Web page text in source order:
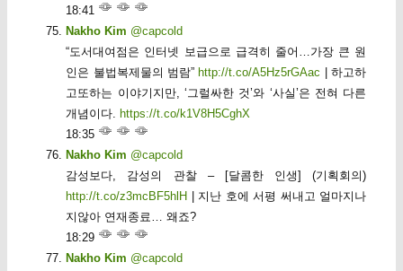
18:41
Nakho Kim @capcold
“도서대여점은 인터넷 보급으로 급격히 줄어…가장 큰 원
인은 불법복제물의 범람” http://t.co/A5Hz5rGAac | 하고하
고또하는 이야기지만, ‘그럴싸한 것’와 ‘사실’은 전혀 다른
개념이다. https://t.co/k1V8H5CghX
18:35
Nakho Kim @capcold
감성보다, 감성의 관찰 – [달콤한 인생] (기획회의)
http://t.co/z3mcBF5hlH | 지난 호에 서평 써내고 얼마지나
지않아 연재종료… 왜죠?
18:29
Nakho Kim @capcold